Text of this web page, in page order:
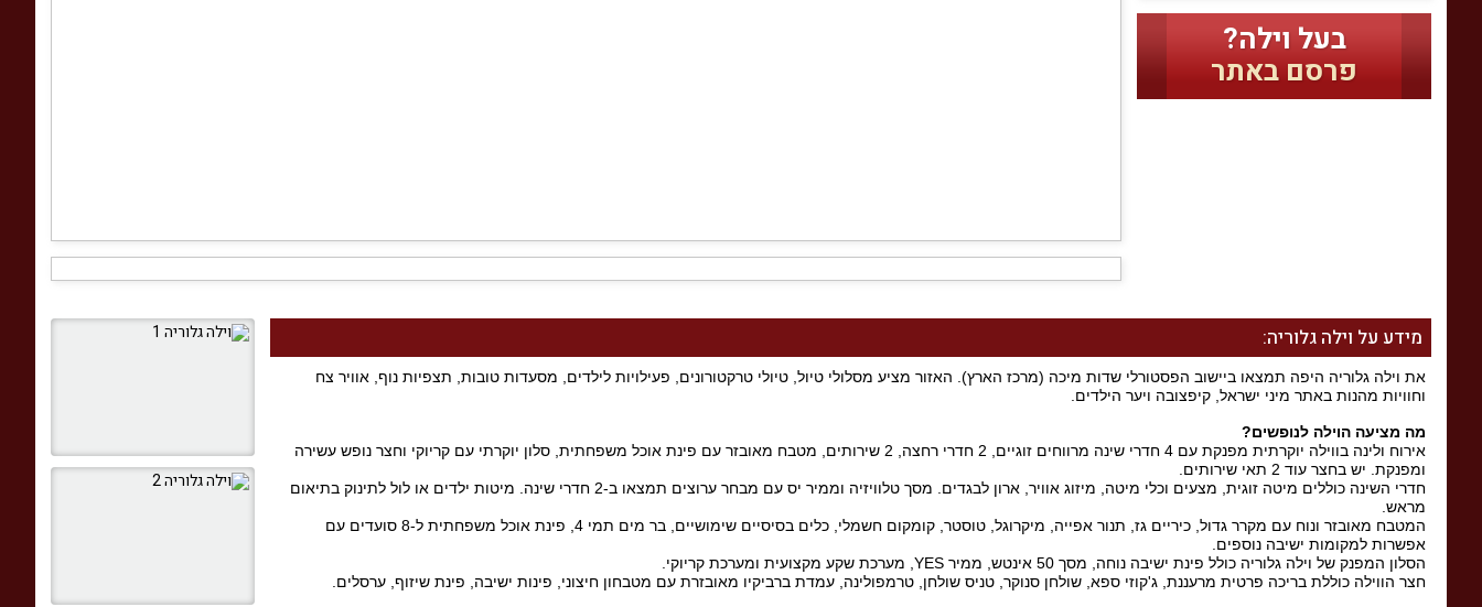
בעל וילה?
פרסם באתר
מידע על וילה גלוריה:
את וילה גלוריה היפה תמצאו ביישוב הפסטורלי שדות מיכה (מרכז הארץ). האזור מציע מסלולי טיול, טיולי טרקטורונים, פעילויות לילדים, מסעדות טובות, תצפיות נוף, אוויר צח
וחוויות מהנות באתר מיני ישראל, קיפצובה ויער הילדים.
מה מציעה הוילה לנופשים?
אירוח ולינה בווילה יוקרתית מפנקת עם 4 חדרי שינה מרווחים זוגיים, 2 חדרי רחצה, 2 שירותים, מטבח מאובזר עם פינת אוכל משפחתית, סלון יוקרתי עם קריוקי וחצר נופש עשירה
ומפנקת. יש בחצר עוד 2 תאי שירותים.
חדרי השינה כוללים מיטה זוגית, מצעים וכלי מיטה, מיזוג אוויר, ארון לבגדים. מסך טלוויזיה וממיר יס עם מבחר ערוצים תמצאו ב-2 חדרי שינה. מיטות ילדים או לול לתינוק בתיאום
מראש.
המטבח מאובזר ונוח עם מקרר גדול, כיריים גז, תנור אפייה, מיקרוגל, טוסטר, קומקום חשמלי, כלים בסיסיים שימושיים, בר מים תמי 4, פינת אוכל משפחתית ל-8 סועדים עם
אפשרות למקומות ישיבה נוספים.
הסלון המפנק של וילה גלוריה כולל פינת ישיבה נוחה, מסך 50 אינטש, ממיר YES, מערכת שקע מקצועית ומערכת קריוקי.
חצר הווילה כוללת בריכה פרטית מרעננת, ג'קוזי ספא, שולחן סנוקר, טניס שולחן, טרמפולינה, עמדת ברביקיו מאובזרת עם מטבחון חיצוני, פינות ישיבה, פינת שיזוף, ערסלים.